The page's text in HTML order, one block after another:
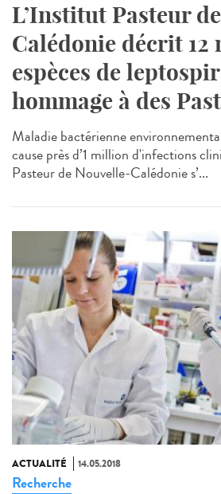
L’Institut Pasteur
Calédonie décrit 12
espèces de
hommage à des
Maladie bactérienne
cause près d’1 million d'infections
Pasteur de Nouvelle-Calédonie s’...
ACTUALITÉ 14.05.2018
Recherche